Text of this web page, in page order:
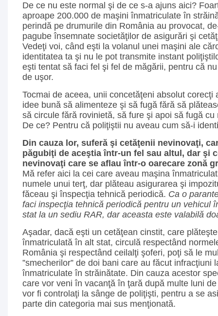
De ce nu este normal şi de ce s-a ajuns aici?
aproape 200.000 de maşini înmatriculate în
perindă pe drumurile din România au provocat,
pagube însemnate societăţilor de asigurări şi
Vedeţi voi, când eşti la volanul unei maşini ale
identitatea ta şi nu le pot transmite instant
eşti tentat să faci fel şi fel de măgării, pentru că
de uşor.
Tocmai de aceea, unii concetăţeni absolut corecţi
idee bună să alimenteze şi să fugă fără să
să circule fără rovinietă, să fure şi apoi să fugă cu
De ce? Pentru că poliţiştii nu aveau cum să-i
Din cauza lor, suferă şi cetăţenii nevinovaţi,
păgubiţi de aceştia într-un fel sau altul, dar şi
nevinovaţi care se aflau într-o oarecare zonă
Mă refer aici la cei care aveau maşina
numele unui terţ, dar plăteau asigurarea şi
făceau şi înspecţia tehnică periodică. Ca o
faci inspecţia tehnică periodică pentru un vehicul
stat la un sediu RAR, dar aceasta este valabilă
Aşadar, dacă eşti un cetăţean cinstit, care
înmatriculată în alt stat, circulă respectând
România şi respectând ceilalţi şoferi, poţi să le
”smecherilor” de doi bani care au făcut infracţiuni
înmatriculate în străinătate. Din cauza acestor
care vor veni în vacanţă în ţară după multe luni
vor fi controlaţi la sânge de poliţişti, pentru a se
parte din categoria mai sus menţionată.